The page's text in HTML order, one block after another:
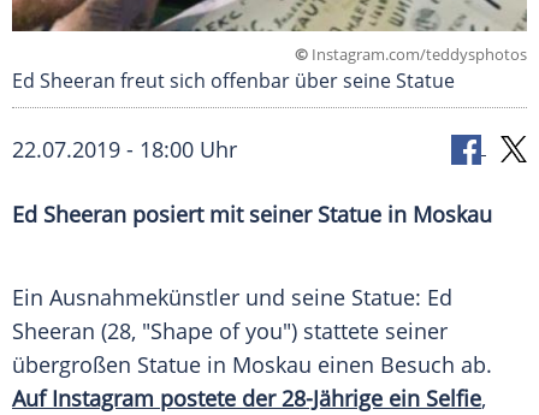
© Instagram.com/teddysphotos
Ed Sheeran freut sich offenbar über seine Statue
22.07.2019 - 18:00 Uhr
Ed Sheeran posiert mit seiner Statue in Moskau
Ein Ausnahmekünstler und seine Statue: Ed
Sheeran (28, "Shape of you") stattete seiner
übergroßen Statue in Moskau einen Besuch ab.
Auf Instagram postete der 28-Jährige ein Selfie,